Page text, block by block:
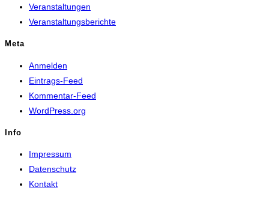
Veranstaltungen
Veranstaltungsberichte
Meta
Anmelden
Eintrags-Feed
Kommentar-Feed
WordPress.org
Info
Impressum
Datenschutz
Kontakt